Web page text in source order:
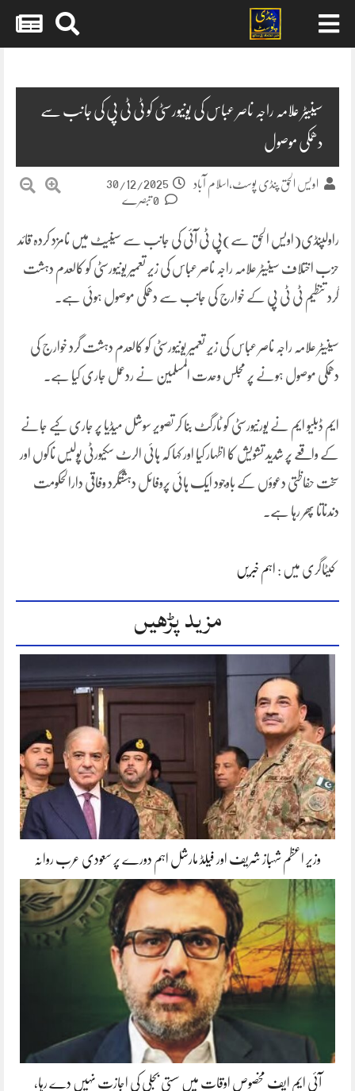
سینیٹر علامہ راجہ ناصر عباس کی یونیورسٹی کو ٹی ٹی پی کی جانب سے
دھمکی موصول
اویس الحق پنڈی پوسٹ،اسلام آباد
30/12/2025
راولپنڈی(اویس الحق سے)پی ٹی آئی کی جانب سے سینیٹ میں نامزد کردہ قائد
حزب اختلاف سینیٹر علامہ راجہ ناصر عباس کی زیر تعمیر یونیورسٹی کو کالعدم دہشت
گرد تنظیم ٹی ٹی پی کے خوارج کی جانب سے دھمکی موصول ہوئی ہے۔
سینیٹر علامہ راجہ ناصر عباس کی زیرِ تعمیر یونیورسٹی کو کالعدم دہشت گرد خوارج کی
دھمکی موصول ہونے پر مجلس وحدت المسلمین نے ردعمل جاری کیا ہے۔
ایم ڈبلیو ایم نے یورنیورسٹی کو ٹارگٹ بنا کر تصویر سوشل میڈیا پر جاری کیے جانے
کے واقعے پر شدید تشویش کا اظہار کیا اور کہا کہ ہائی الرٹ سکیورٹی پولیس ناکوں اور
سخت حفاظتی دعوؤں کے باوجود ایک ہائی پروفائل دہشتگرد وفاقی دارالحکومت
دندناتا پھر رہا ہے۔
کیٹاگری میں : اہم خبریں
مزید پڑھیں
وزیر اعظم شہباز شریف اور فیلڈ مارشل اہم دورے پر سعودی عرب روانہ
آئی ایم ایف مخصوص اوقات میں سستی بجلی کی اجازت نہیں دے رہا،